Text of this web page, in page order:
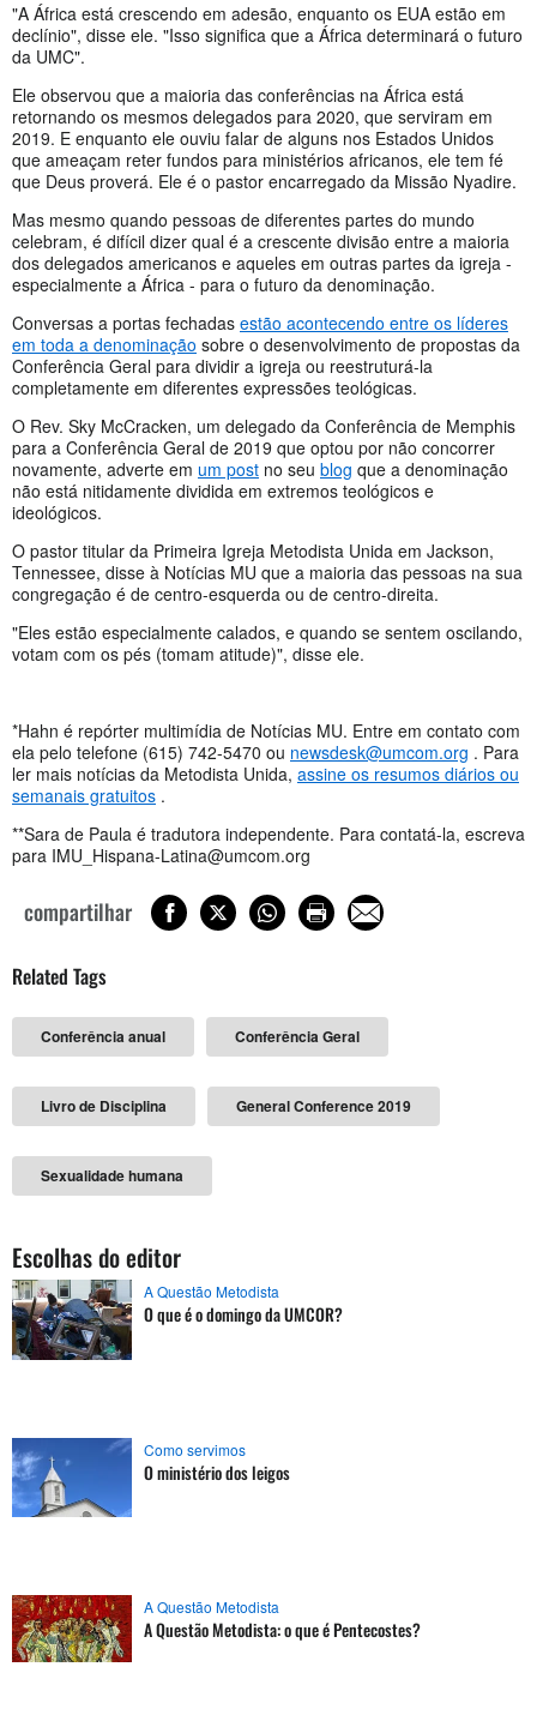
"A África está crescendo em adesão, enquanto os EUA estão em
declínio", disse ele. "Isso significa que a África determinará o futuro
da UMC".
Ele observou que a maioria das conferências na África está
retornando os mesmos delegados para 2020, que serviram em
2019. E enquanto ele ouviu falar de alguns nos Estados Unidos
que ameaçam reter fundos para ministérios africanos, ele tem fé
que Deus proverá. Ele é o pastor encarregado da Missão Nyadire.
Mas mesmo quando pessoas de diferentes partes do mundo
celebram, é difícil dizer qual é a crescente divisão entre a maioria
dos delegados americanos e aqueles em outras partes da igreja -
especialmente a África - para o futuro da denominação.
Conversas a portas fechadas estão acontecendo entre os líderes
em toda a denominação sobre o desenvolvimento de propostas da
Conferência Geral para dividir a igreja ou reestruturá-la
completamente em diferentes expressões teológicas.
O Rev. Sky McCracken, um delegado da Conferência de Memphis
para a Conferência Geral de 2019 que optou por não concorrer
novamente, adverte em um post no seu blog que a denominação
não está nitidamente dividida em extremos teológicos e
ideológicos.
O pastor titular da Primeira Igreja Metodista Unida em Jackson,
Tennessee, disse à Notícias MU que a maioria das pessoas na sua
congregação é de centro-esquerda ou de centro-direita.
"Eles estão especialmente calados, e quando se sentem oscilando,
votam com os pés (tomam atitude)", disse ele.
*Hahn é repórter multimídia de Notícias MU. Entre em contato com
ela pelo telefone (615) 742-5470 ou newsdesk@umcom.org . Para
ler mais notícias da Metodista Unida, assine os resumos diários ou
semanais gratuitos .
**Sara de Paula é tradutora independente. Para contatá-la, escreva
para IMU_Hispana-Latina@umcom.org
compartilhar
Related Tags
Conferência anual Conferência Geral
Livro de Disciplina General Conference 2019
Sexualidade humana
Escolhas do editor
A Questão Metodista
O que é o domingo da UMCOR?
Como servimos
O ministério dos leigos
A Questão Metodista
A Questão Metodista: o que é Pentecostes?